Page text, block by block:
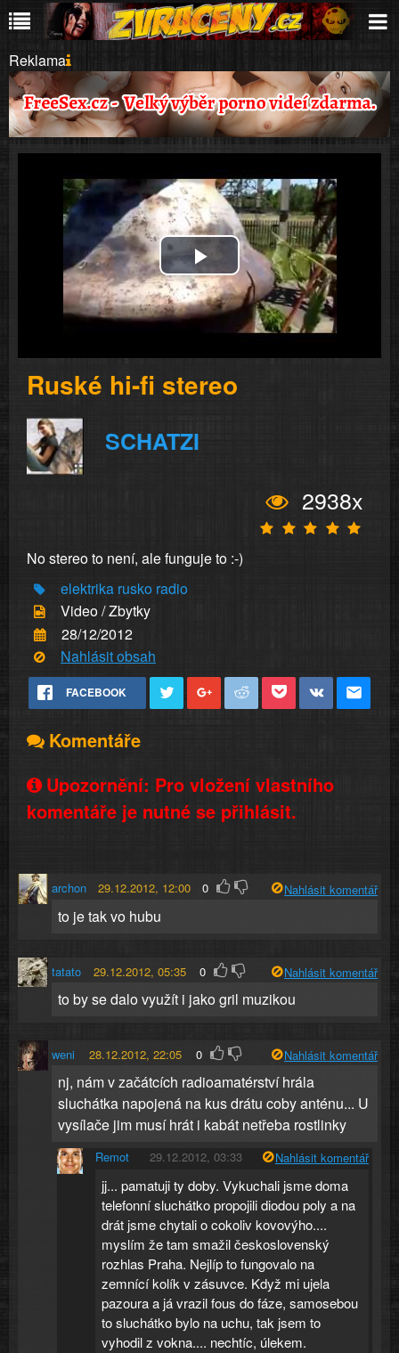
Reklama
Play
Video
Ruské hi-fi stereo
SCHATZI
2938x
No stereo to není, ale funguje to :-)
elektrika rusko radio
Video / Zbytky
28/12/2012
Nahlásit obsah
FACEBOOK
Komentáře
Upozornění: Pro vložení vlastního
komentáře je nutné se přihlásit.
archon 29.12.2012, 12:00 0 Nahlásit komentář
to je tak vo hubu
tatato 29.12.2012, 05:35 0 Nahlásit komentář
to by se dalo využít i jako gril muzikou
weni 28.12.2012, 22:05 0 Nahlásit komentář
nj, nám v začátcích radioamatérství hrála
sluchátka napojená na kus drátu coby anténu... U
vysílače jim musí hrát i kabát netřeba rostlinky
Remot 29.12.2012, 03:33 Nahlásit komentář
jj... pamatuji ty doby. Vykuchali jsme doma
telefonní sluchátko propojili diodou poly a na
drát jsme chytali o cokoliv kovovýho....
myslím že tam smažil československý
rozhlas Praha. Nejlíp to fungovalo na
zemnící kolík v zásuvce. Když mi ujela
pazoura a já vrazil fous do fáze, samosebou
to sluchátko bylo na uchu, tak jsem to
vyhodil z vokna.... nechtíc, úlekem.